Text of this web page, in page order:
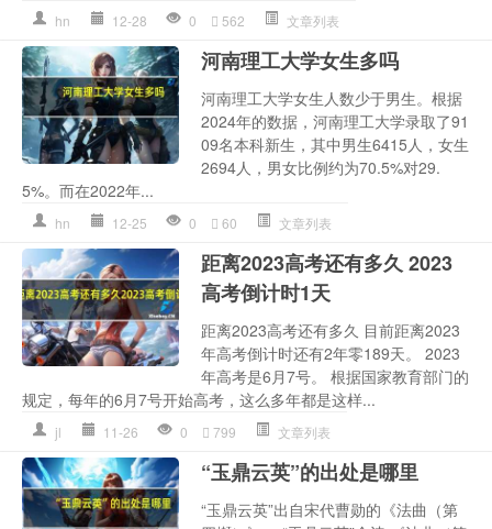
hn 12-28 0 562 文章列表
河南理工大学女生多吗
河南理工大学女生人数少于男生。根据
2024年的数据，河南理工大学录取了91
09名本科新生，其中男生6415人，女生
2694人，男女比例约为70.5%对29.
5%。而在2022年...
hn 12-25 0 60 文章列表
距离2023高考还有多久 2023
高考倒计时1天
距离2023高考还有多久 目前距离2023
年高考倒计时还有2年零189天。 2023
年高考是6月7号。 根据国家教育部门的
规定，每年的6月7号开始高考，这么多年都是这样...
jl 11-26 0 799 文章列表
“玉鼎云英”的出处是哪里
“玉鼎云英”出自宋代曹勋的《法曲（第